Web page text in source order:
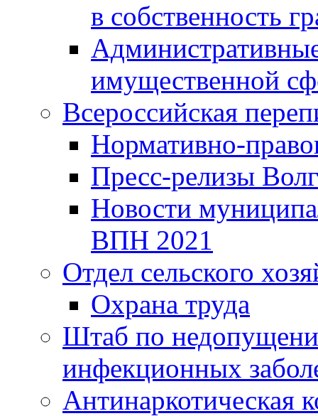
в собственность
имущественной
Всероссийская
Нормативно-
Пресс-релизы
Новости
ВПН 2021
Отдел сельского
Охрана труда
Штаб по
инфекционных
Антинаркотическая